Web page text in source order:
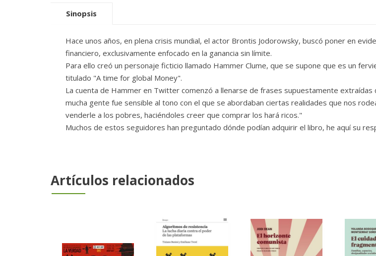
Sinopsis
Hace unos años, en plena crisis mundial, el actor Brontis Jodorowsky, buscó poner en
financiero, exclusivamente enfocado en la ganancia sin límite.
Para ello creó un personaje ficticio llamado Hammer Clume, que se supone que es un
titulado "A time for global Money".
La cuenta de Hammer en Twitter comenzó a llenarse de frases supuestamente
mucha gente fue sensible al tono con el que se abordaban ciertas realidades que nos
venderle a los pobres, haciéndoles creer que comprar los hará ricos."
Muchos de estos seguidores han preguntado dónde podían adquirir el libro, he aquí su
Artículos relacionados